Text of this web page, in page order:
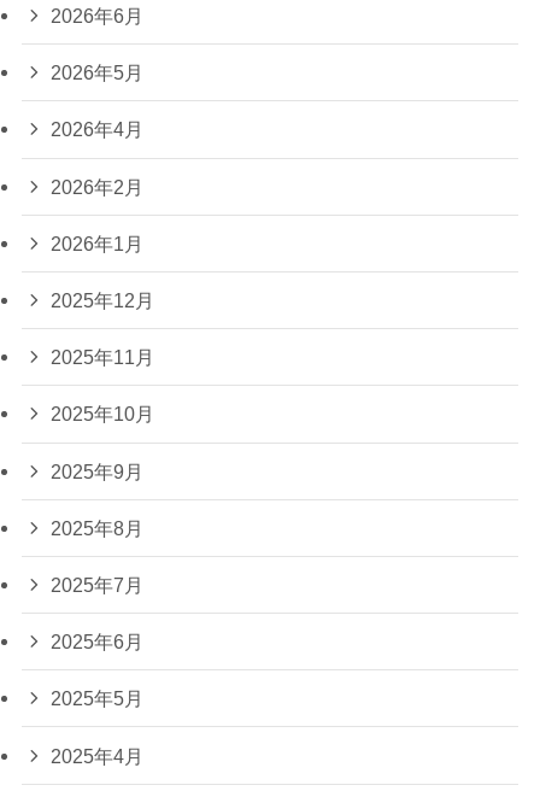
2026年6月
2026年5月
2026年4月
2026年2月
2026年1月
2025年12月
2025年11月
2025年10月
2025年9月
2025年8月
2025年7月
2025年6月
2025年5月
2025年4月